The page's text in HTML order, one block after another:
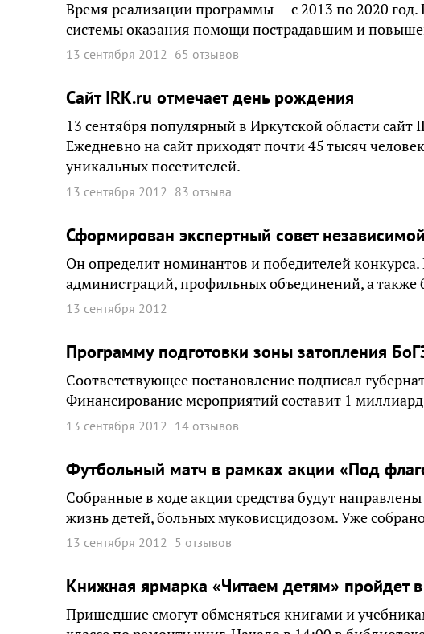
Время реализации программы — с 2013 по 2020
системы оказания помощи пострадавшим и
13 сентября 2012 65 отзывов
Сайт IRK.ru отмечает день рождения
13 сентября популярный в Иркутской области сайт
Ежедневно на сайт приходят почти 45 тысяч
уникальных посетителей.
13 сентября 2012 83 отзыва
Сформирован экспертный совет
Он определит номинантов и победителей
администраций, профильных объединений, а также
13 сентября 2012
Программу подготовки зоны затопления
Соответствующее постановление подписал
Финансирование мероприятий составит 1
13 сентября 2012 14 отзывов
Футбольный матч в рамках акции «Под
Собранные в ходе акции средства будут
жизнь детей, больных муковисцидозом. Уже
13 сентября 2012 5 отзывов
Книжная ярмарка «Читаем детям» пройдет
Пришедшие смогут обменяться книгами и